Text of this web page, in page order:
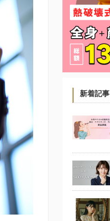
新着記事